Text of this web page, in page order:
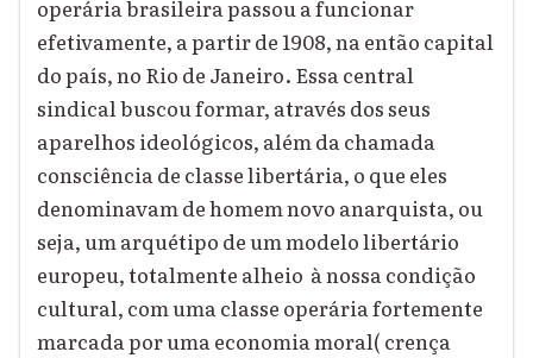
operária brasileira passou a funcionar
efetivamente, a partir de 1908, na então capital
do país, no Rio de Janeiro. Essa central
sindical buscou formar, através dos seus
aparelhos ideológicos, além da chamada
consciência de classe libertária, o que eles
denominavam de homem novo anarquista, ou
seja, um arquétipo de um modelo libertário
europeu, totalmente alheio à nossa condição
cultural, com uma classe operária fortemente
marcada por uma economia moral( crença